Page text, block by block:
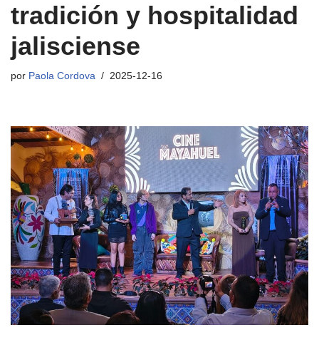
tradición y hospitalidad
jalisciense
por Paola Cordova 2025-12-16